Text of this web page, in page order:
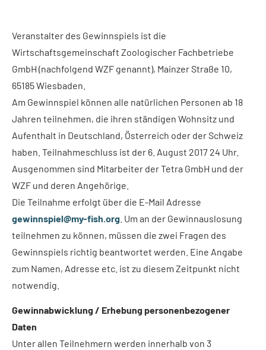
Veranstalter des Gewinnspiels ist die
Wirtschaftsgemeinschaft Zoologischer Fachbetriebe
GmbH (nachfolgend WZF genannt), Mainzer Straße 10,
65185 Wiesbaden.
Am Gewinnspiel können alle natürlichen Personen ab 18
Jahren teilnehmen, die ihren ständigen Wohnsitz und
Aufenthalt in Deutschland, Österreich oder der Schweiz
haben. Teilnahmeschluss ist der 6. August 2017 24 Uhr.
Ausgenommen sind Mitarbeiter der Tetra GmbH und der
WZF und deren Angehörige.
Die Teilnahme erfolgt über die E-Mail Adresse
gewinnspiel@my-fish.org . Um an der Gewinnauslosung
teilnehmen zu können, müssen die zwei Fragen des
Gewinnspiels richtig beantwortet werden. Eine Angabe
zum Namen, Adresse etc. ist zu diesem Zeitpunkt nicht
notwendig.
Gewinnabwicklung / Erhebung personenbezogener
Daten
Unter allen Teilnehmern werden innerhalb von 3